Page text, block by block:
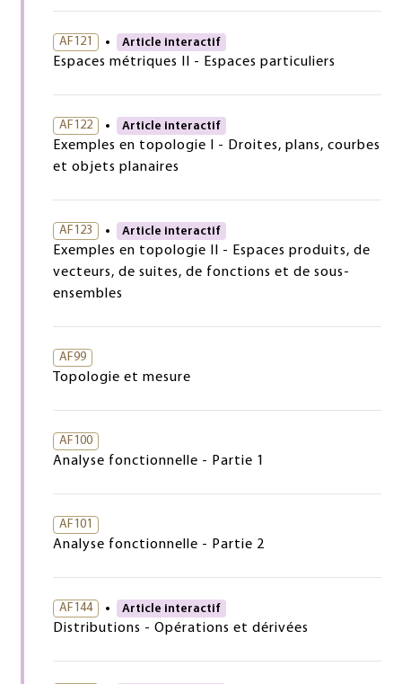
AF121 Article interactif
Espaces métriques II - Espaces particuliers
AF122 Article interactif
Exemples en topologie I - Droites, plans, courbes
et objets planaires
AF123 Article interactif
Exemples en topologie II - Espaces produits, de
vecteurs, de suites, de fonctions et de sous-
ensembles
AF99
Topologie et mesure
AF100
Analyse fonctionnelle - Partie 1
AF101
Analyse fonctionnelle - Partie 2
AF144 Article interactif
Distributions - Opérations et dérivées